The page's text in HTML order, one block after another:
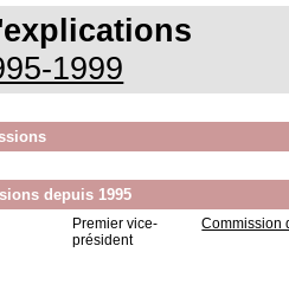
1999
depuis 1995
Premier vice-
président
Commission